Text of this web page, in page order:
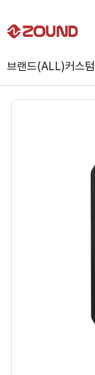
브랜드(ALL)커스텀